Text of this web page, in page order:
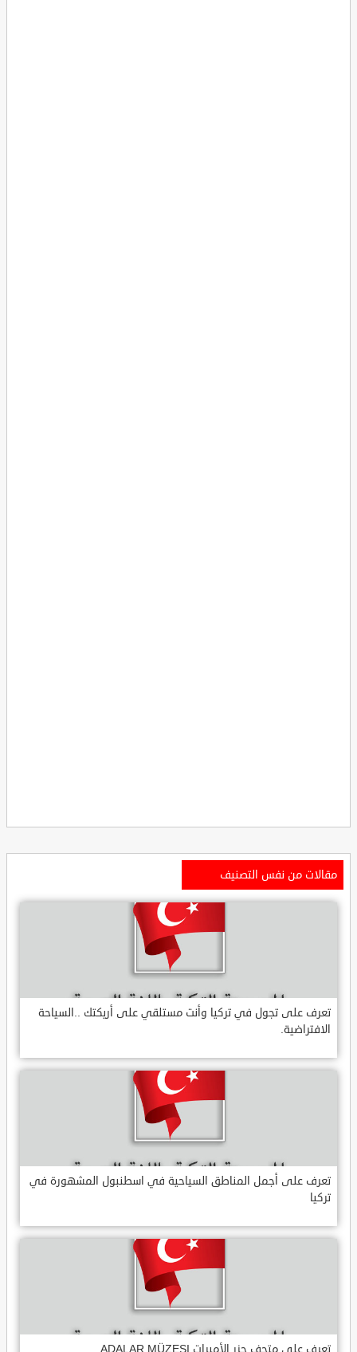
مقالات من نفس التصنيف
تعرف على تجول في تركيا وأنت مستلقي على أريكتك ..السياحة
الافتراضية.
تعرف على أجمل المناطق السياحية في اسطنبول المشهورة في
تركيا